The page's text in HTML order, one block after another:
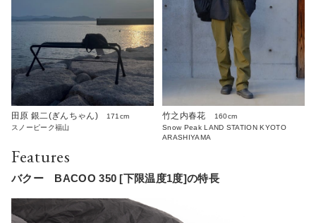
田原 銀二(ぎんちゃん)
171cm
スノーピーク福山
竹之内春花
160cm
Snow Peak LAND STATION KYOTO
ARASHIYAMA
Features
バクー BACOO 350 [下限温度1度]の特長